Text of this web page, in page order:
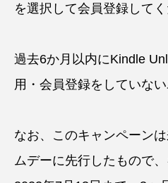
を選択して会員登録してく
過去6か月以内にKindle
用・会員登録をしていな
なお、このキャンペーン
ムデーに先行したもので